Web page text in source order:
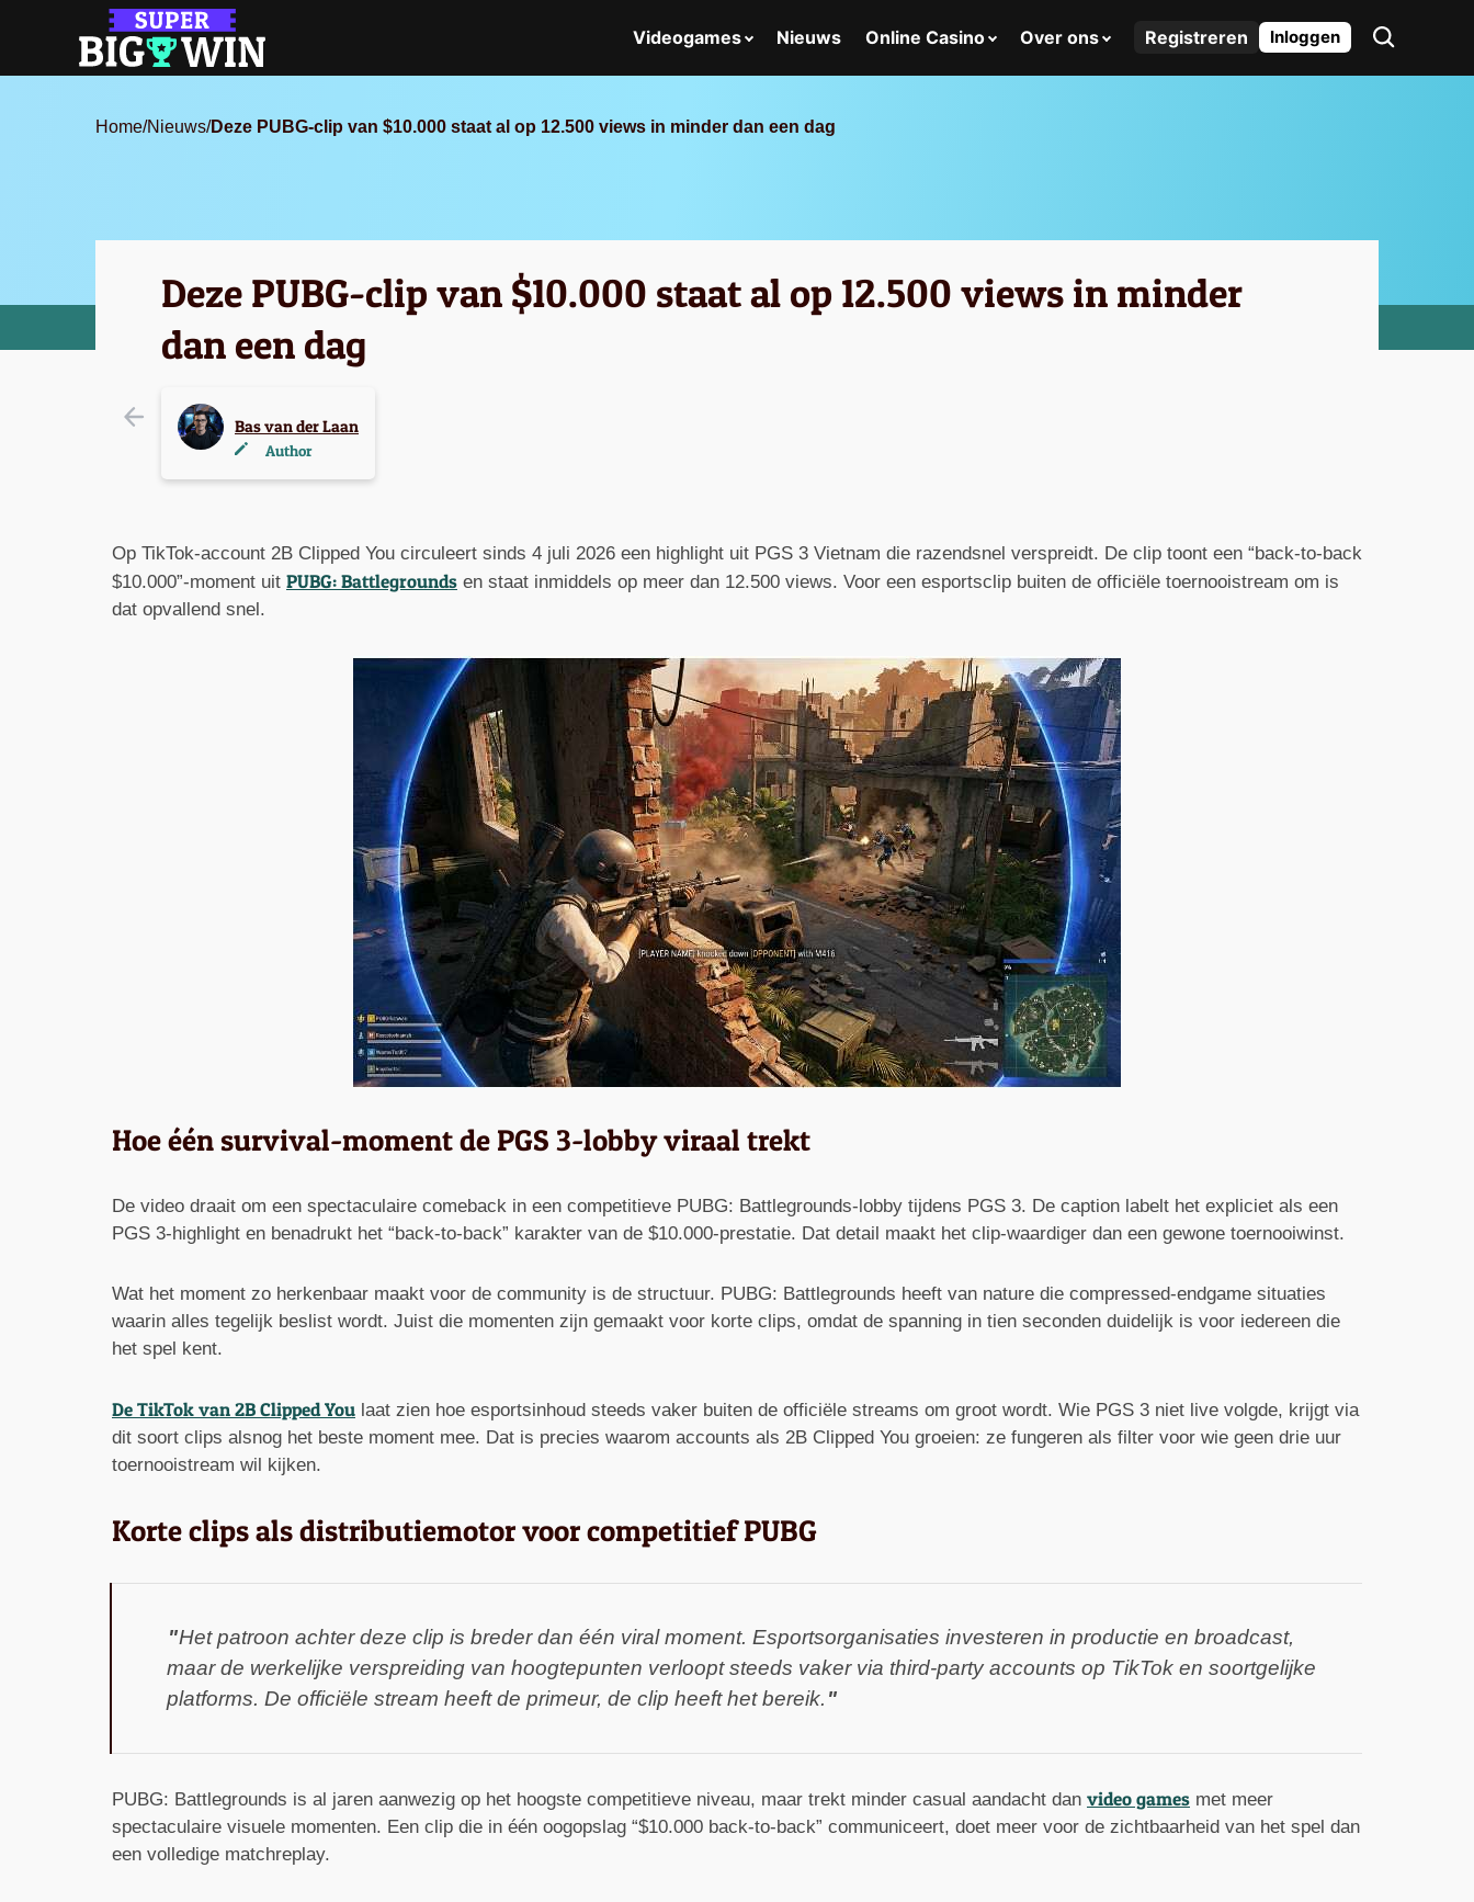
Videogames Nieuws Online Casino Over ons Registreren Inloggen
Home/Nieuws/Deze PUBG-clip van $10.000 staat al op 12.500 views in minder dan een dag
Deze PUBG-clip van $10.000 staat al op 12.500 views in minder
dan een dag
Bas van der Laan
Author
Op TikTok-account 2B Clipped You circuleert sinds 4 juli 2026 een highlight uit PGS 3 Vietnam die razendsnel verspreidt. De clip toont een “back-to-back
$10.000”-moment uit PUBG: Battlegrounds en staat inmiddels op meer dan 12.500 views. Voor een esportsclip buiten de officiële toernooistream om is
dat opvallend snel.
Hoe één survival-moment de PGS 3-lobby viraal trekt
De video draait om een spectaculaire comeback in een competitieve PUBG: Battlegrounds-lobby tijdens PGS 3. De caption labelt het expliciet als een
PGS 3-highlight en benadrukt het “back-to-back” karakter van de $10.000-prestatie. Dat detail maakt het clip-waardiger dan een gewone toernooiwinst.
Wat het moment zo herkenbaar maakt voor de community is de structuur. PUBG: Battlegrounds heeft van nature die compressed-endgame situaties
waarin alles tegelijk beslist wordt. Juist die momenten zijn gemaakt voor korte clips, omdat de spanning in tien seconden duidelijk is voor iedereen die
het spel kent.
De TikTok van 2B Clipped You laat zien hoe esportsinhoud steeds vaker buiten de officiële streams om groot wordt. Wie PGS 3 niet live volgde, krijgt via
dit soort clips alsnog het beste moment mee. Dat is precies waarom accounts als 2B Clipped You groeien: ze fungeren als filter voor wie geen drie uur
toernooistream wil kijken.
Korte clips als distributiemotor voor competitief PUBG
Het patroon achter deze clip is breder dan één viral moment. Esportsorganisaties investeren in productie en broadcast,
maar de werkelijke verspreiding van hoogtepunten verloopt steeds vaker via third-party accounts op TikTok en soortgelijke
platforms. De officiële stream heeft de primeur, de clip heeft het bereik.
PUBG: Battlegrounds is al jaren aanwezig op het hoogste competitieve niveau, maar trekt minder casual aandacht dan video games met meer
spectaculaire visuele momenten. Een clip die in één oogopslag “$10.000 back-to-back” communiceert, doet meer voor de zichtbaarheid van het spel dan
een volledige matchreplay.